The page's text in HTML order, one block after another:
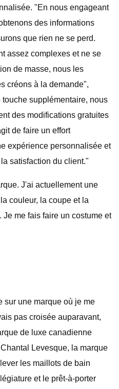
"En nous engageant
des informations
que rien ne se perd.
assez complexes et ne se
de masse, nous les
créons à la demande",
supplémentaire, nous
des modifications gratuites
de faire un effort
expérience personnalisée et
satisfaction du client."
J'ai actuellement une
couleur, la coupe et la
me fais faire un costume et
sur une marque où je me
pas croisée auparavant,
de luxe canadienne
Levesque, la marque
les maillots de bain
et le prêt-à-porter